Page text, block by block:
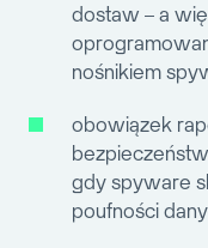
dostaw – a
nośnikiem
obowiązek
gdy spyware
poufności